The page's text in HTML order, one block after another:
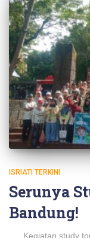
ISRIATI TERKINI
Serunya
Bandung!
Kegiatan study